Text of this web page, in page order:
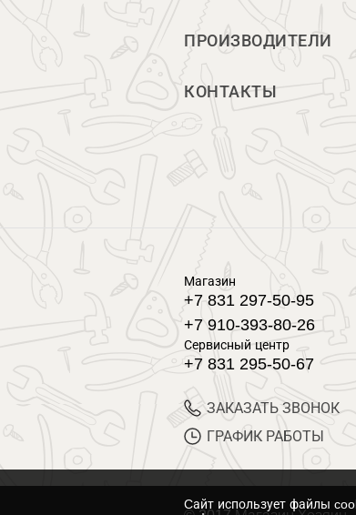
ПРОИЗВОДИТЕЛИ
КОНТАКТЫ
Магазин
+7 831 297-50-95
+7 910-393-80-26
Сервисный центр
+7 831 295-50-67
ЗАКАЗАТЬ ЗВОНОК
ГРАФИК РАБОТЫ
Cайт использует файлы